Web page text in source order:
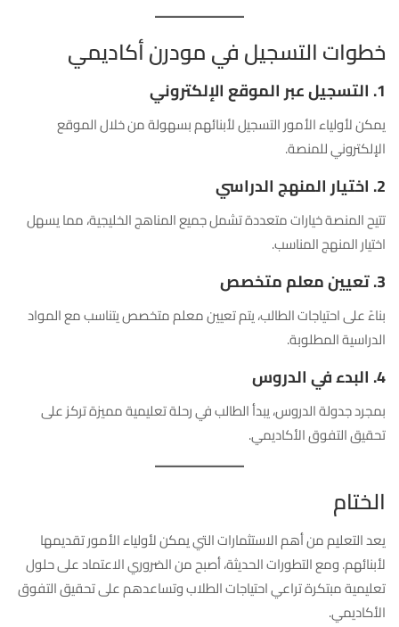
خطوات التسجيل في مودرن أكاديمي
1. التسجيل عبر الموقع الإلكتروني
يمكن لأولياء الأمور التسجيل لأبنائهم بسهولة من خلال الموقع
الإلكتروني للمنصة.
2. اختيار المنهج الدراسي
تتيح المنصة خيارات متعددة تشمل جميع المناهج الخليجية، مما يسهل
اختيار المنهج المناسب.
3. تعيين معلم متخصص
بناءً على احتياجات الطالب، يتم تعيين معلم متخصص يتناسب مع المواد
الدراسية المطلوبة.
4. البدء في الدروس
بمجرد جدولة الدروس، يبدأ الطالب في رحلة تعليمية مميزة تركز على
تحقيق التفوق الأكاديمي.
الختام
يعد التعليم من أهم الاستثمارات التي يمكن لأولياء الأمور تقديمها
لأبنائهم. ومع التطورات الحديثة، أصبح من الضروري الاعتماد على حلول
تعليمية مبتكرة تراعي احتياجات الطلاب وتساعدهم على تحقيق التفوق
الأكاديمي.